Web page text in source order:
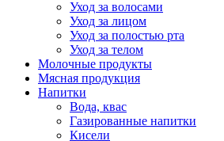
Уход за волосами
Уход за лицом
Уход за полостью рта
Уход за телом
Молочные продукты
Мясная продукция
Напитки
Вода, квас
Газированные напитки
Кисели